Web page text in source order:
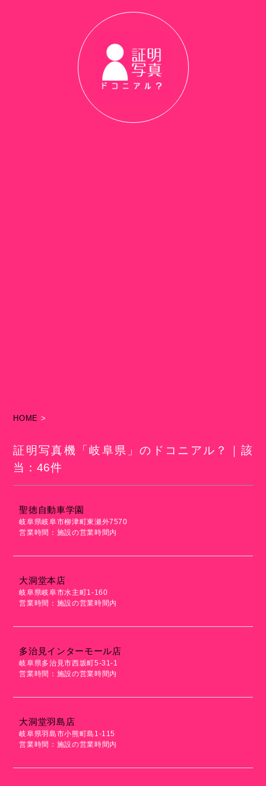
HOME >
証明写真機「岐阜県」のドコニアル？｜該
当：46件
聖徳自動車学園
岐阜県岐阜市柳津町東瀬外7570
営業時間：施設の営業時間内
大洞堂本店
岐阜県岐阜市水主町1-160
営業時間：施設の営業時間内
多治見インターモール店
岐阜県多治見市西坂町5-31-1
営業時間：施設の営業時間内
大洞堂羽島店
岐阜県羽島市小熊町島1-115
営業時間：施設の営業時間内